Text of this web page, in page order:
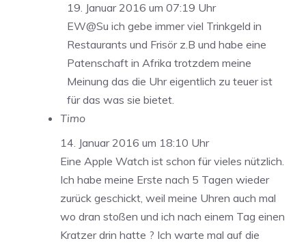
19. Januar 2016 um 07:19 Uhr
EW@Su ich gebe immer viel Trinkgeld in
Restaurants und Frisör z.B und habe eine
Patenschaft in Afrika trotzdem meine
Meinung das die Uhr eigentlich zu teuer ist
für das was sie bietet.
Timo
14. Januar 2016 um 18:10 Uhr
Eine Apple Watch ist schon für vieles nützlich.
Ich habe meine Erste nach 5 Tagen wieder
zurück geschickt, weil meine Uhren auch mal
wo dran stoßen und ich nach einem Tag einen
Kratzer drin hatte ? Ich warte mal auf die